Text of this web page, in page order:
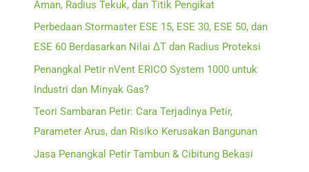
Menyeluruh
Aman, Radius Tekuk, dan Titik Pengikat
Perbedaan Stormaster ESE 15, ESE 30, ESE 50, dan
ESE 60 Berdasarkan Nilai ΔT dan Radius Proteksi
Penangkal Petir nVent ERICO System 1000 untuk
Industri dan Minyak Gas?
Teori Sambaran Petir: Cara Terjadinya Petir,
Parameter Arus, dan Risiko Kerusakan Bangunan
Jasa Penangkal Petir Tambun & Cibitung Bekasi